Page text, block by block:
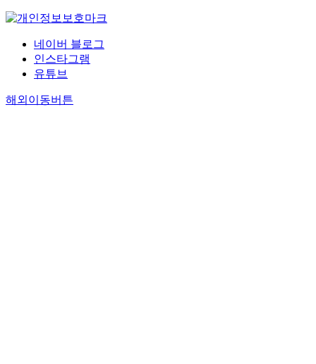
네이버 블로그
인스타그램
유튜브
해외이동버튼